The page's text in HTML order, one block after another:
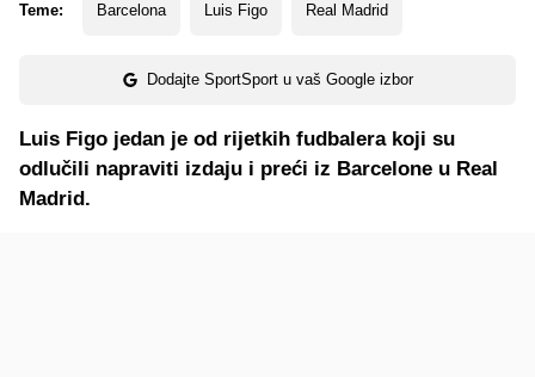
Teme: Barcelona Luis Figo Real Madrid
Dodajte SportSport u vaš Google izbor
Luis Figo jedan je od rijetkih fudbalera koji su
odlučili napraviti izdaju i preći iz Barcelone u Real
Madrid.